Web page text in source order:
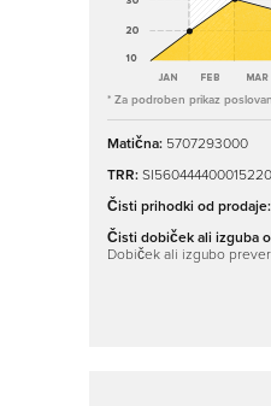
* Za podroben prikaz
Matična: 5707293000
TRR:
Čisti prihodki od prodaje:
Čisti dobiček ali izguba
Dobiček ali izgubo